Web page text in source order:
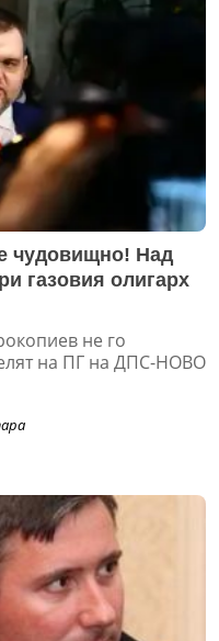
чудовищно! Над
газовия олигарх
не го
на ПГ на ДПС-НОВО